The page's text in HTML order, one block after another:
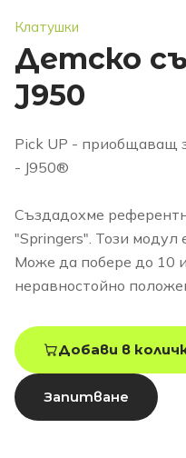
Клатушки
Детско
J950
Pick UP - приобщаващ
- J950®
Създадохме
"Springers". Този модул
Може да побере до 10
неравностойно
Добави в
Запитване